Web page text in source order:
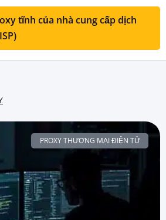
tĩnh của nhà cung cấp dịch
PROXY THƯƠNG MẠI ĐIỆN TỬ